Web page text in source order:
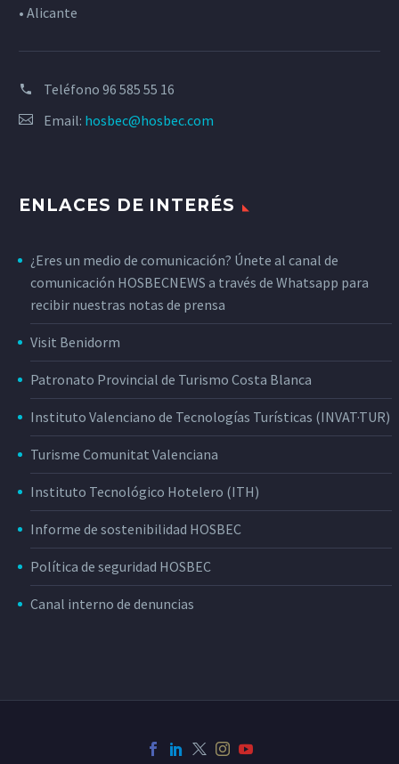
• Alicante
Teléfono 96 585 55 16
Email: hosbec@hosbec.com
ENLACES DE INTERÉS
¿Eres un medio de comunicación? Únete al canal de
comunicación HOSBECNEWS a través de Whatsapp para
recibir nuestras notas de prensa
Visit Benidorm
Patronato Provincial de Turismo Costa Blanca
Instituto Valenciano de Tecnologías Turísticas (INVAT·TUR)
Turisme Comunitat Valenciana
Instituto Tecnológico Hotelero (ITH)
Informe de sostenibilidad HOSBEC
Política de seguridad HOSBEC
Canal interno de denuncias